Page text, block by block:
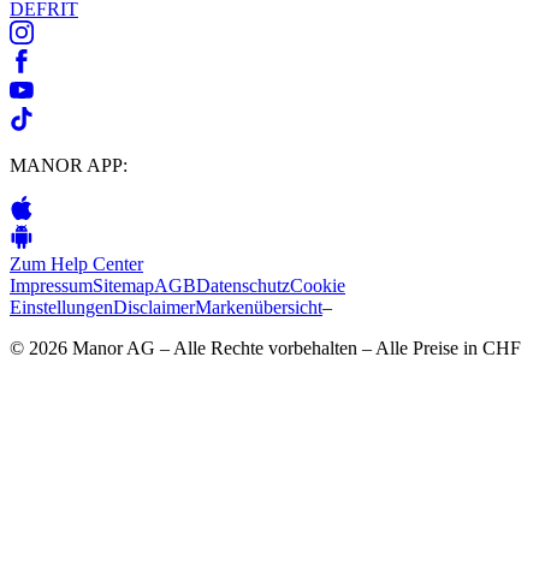
DEFRIT
MANOR APP:
Zum Help Center
ImpressumSitemapAGBDatenschutzCookie
EinstellungenDisclaimerMarkenübersicht–
© 2026 Manor AG – Alle Rechte vorbehalten – Alle Preise in CHF